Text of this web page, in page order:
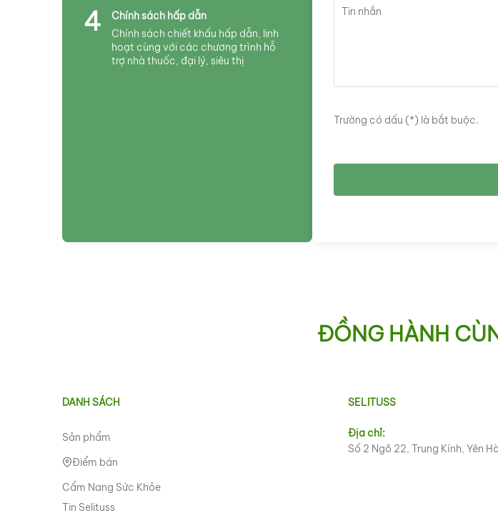
4
Chính sách hấp dẫn
Chính sách chiết khấu hấp dẫn, linh
hoạt cùng với các chương trình hỗ
trợ nhà thuốc, đại lý, siêu thị
Trường có dấu (*) là bắt buộc.
ĐỒNG HÀNH
DANH SÁCH
Sản phẩm
Điểm bán
Cẩm Nang Sức Khỏe
Tin Selituss
SELITUSS
Địa chỉ:
Số 2 Ngõ 22, Trung Kính, Yên